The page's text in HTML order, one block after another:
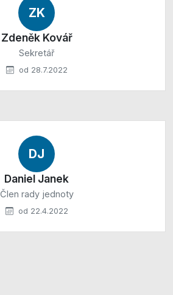
ZK
Zdeněk Kovář
Sekretář
od 28.7.2022
DJ
Daniel Janek
Člen rady jednoty
od 22.4.2022